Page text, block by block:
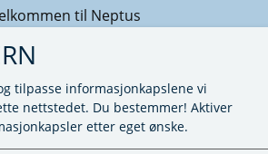
til Neptus
tilpasse informasjonkapslene vi
nettstedet. Du bestemmer! Aktiver
etter eget ønske.